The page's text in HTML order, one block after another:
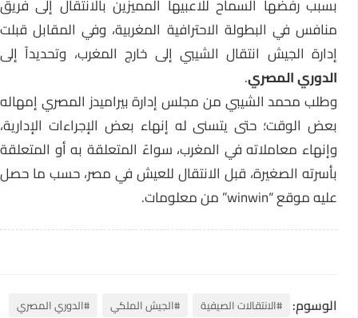
بسبب رفضها السماح للاعبيها المميزين بالانتقال إلى فريق
منافس في البطولة الاحترافية المغربية، وفي المقابل قبلت
إدارة الجيش انتقال الشيبي إلى خارج المغرب، وتحديداً إلى
الدوري المصري.
وطلب محمد الشيبي من مجلس إدارة بيراميدز المصري إمهاله
بعض الوقت؛ حتى يتسنى له إنهاء بعض الإجراءات الإدارية،
وإنهاء معاملاته في المغرب، سواءً المتعلقة به أو المتعلقة
بأسرته الصغيرة، قبل الانتقال للعيش في مصر، حسب ما حصل
عليه موقع “winwin” من معلومات.
الوسوم: #الانتقالات الصيفية #الجيش الملكي #الدوري المصري